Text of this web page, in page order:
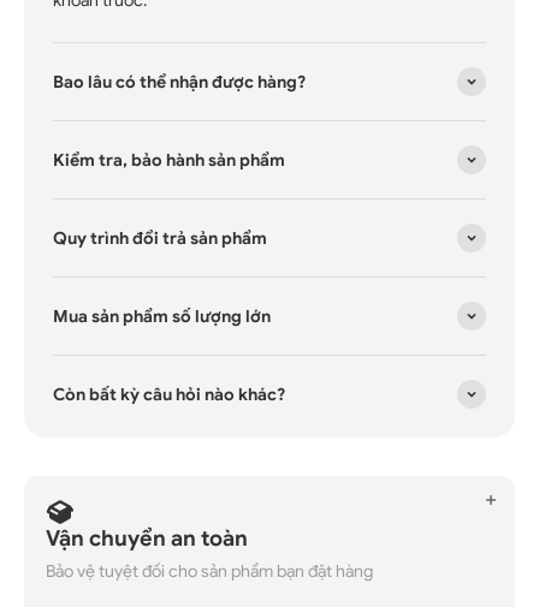
Bao lâu có thể nhận được hàng?
Kiểm tra, bảo hành sản phẩm
Quy trình đổi trả sản phẩm
Mua sản phẩm số lượng lớn
Còn bất kỳ câu hỏi nào khác?
Vận chuyển an toàn
Bảo vệ tuyệt đối cho sản phẩm bạn đặt hàng